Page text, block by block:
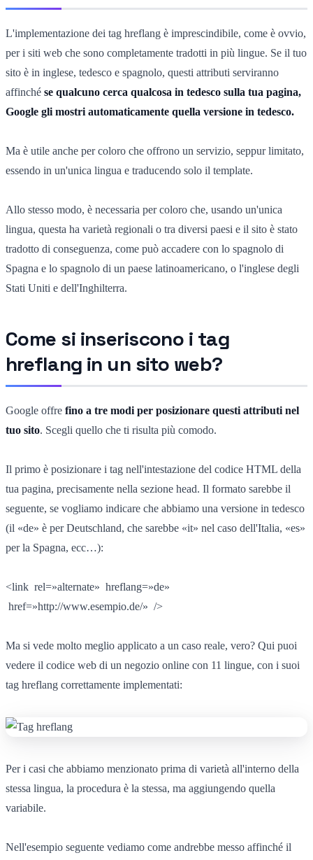
L'implementazione dei tag hreflang è imprescindibile, come è ovvio,
per i siti web che sono completamente tradotti in più lingue. Se il tuo
sito è in inglese, tedesco e spagnolo, questi attributi serviranno
affinché se qualcuno cerca qualcosa in tedesco sulla tua pagina,
Google gli mostri automaticamente quella versione in tedesco.
Ma è utile anche per coloro che offrono un servizio, seppur limitato,
essendo in un'unica lingua e traducendo solo il template.
Allo stesso modo, è necessaria per coloro che, usando un'unica
lingua, questa ha varietà regionali o tra diversi paesi e il sito è stato
tradotto di conseguenza, come può accadere con lo spagnolo di
Spagna e lo spagnolo di un paese latinoamericano, o l'inglese degli
Stati Uniti e dell'Inghilterra.
Come si inseriscono i tag
hreflang in un sito web?
Google offre fino a tre modi per posizionare questi attributi nel
tuo sito. Scegli quello che ti risulta più comodo.
Il primo è posizionare i tag nell'intestazione del codice HTML della
tua pagina, precisamente nella sezione head. Il formato sarebbe il
seguente, se vogliamo indicare che abbiamo una versione in tedesco
(il «de» è per Deutschland, che sarebbe «it» nel caso dell'Italia, «es»
per la Spagna, ecc…):
<link rel=»alternate» hreflang=»de»
href=»http://www.esempio.de/» />
Ma si vede molto meglio applicato a un caso reale, vero? Qui puoi
vedere il codice web di un negozio online con 11 lingue, con i suoi
tag hreflang correttamente implementati:
Per i casi che abbiamo menzionato prima di varietà all'interno della
stessa lingua, la procedura è la stessa, ma aggiungendo quella
variabile.
Nell'esempio seguente vediamo come andrebbe messo affinché il